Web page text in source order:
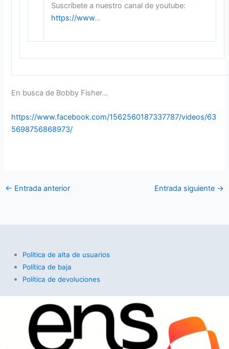
Suscríbete a nuestro canal de youtube:
https://www…
En busca de Bobby Fisher…
https://www.facebook.com/1562560187337787/videos/63
5698756868973/
← Entrada anterior Entrada siguiente →
Política de alta de usuarios
Política de baja
Política de devoluciones